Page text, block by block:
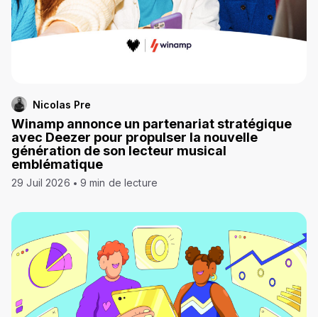
Nicolas Pre
Winamp annonce un partenariat stratégique
avec Deezer pour propulser la nouvelle
génération de son lecteur musical
emblématique
29 Juil 2026 9 min de lecture